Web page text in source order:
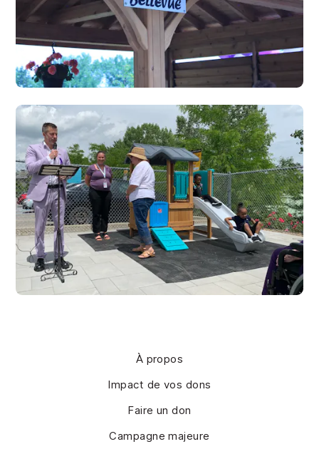
À propos
Impact de vos dons
Faire un don
Campagne majeure